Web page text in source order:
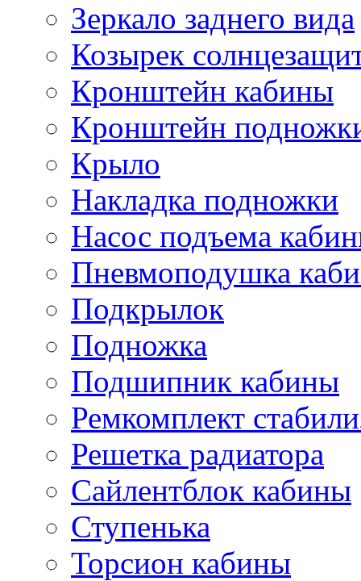
Зеркало заднего вида
Козырек
Кронштейн кабины
Кронштейн
Крыло
Накладка подножки
Насос подъема
Пневмоподушка
Подкрылок
Подножка
Подшипник кабины
Ремкомплект
Решетка радиатора
Сайлентблок кабины
Ступенька
Торсион кабины